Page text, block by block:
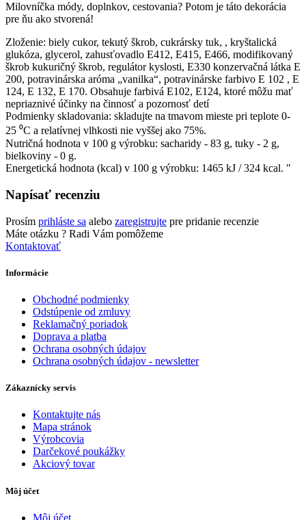
Milovníčka módy, doplnkov, cestovania? Potom je táto dekorácia
pre ňu ako stvorená!
Zloženie: biely cukor, tekutý škrob, cukrársky tuk, , kryštalická
glukóza, glycerol, zahusťovadlo E412, E415, E466, modifikovaný
škrob kukuričný škrob, regulátor kyslosti, E330 konzervačná látka E
200, potravinárska aróma „vanilka“, potravinárske farbivo Е 102 , Е
124, Е 132, Е 170. Obsahuje farbivá Е102, E124, ktoré môžu mať
nepriaznivé účinky na činnosť a pozornosť detí
Podmienky skladovania: skladujte na tmavom mieste pri teplote 0-
25 ⁰С a relatívnej vlhkosti nie vyššej ako 75%.
Nutričná hodnota v 100 g výrobku: sacharidy - 83 g, tuky - 2 g,
bielkoviny - 0 g.
Energetická hodnota (kcal) v 100 g výrobku: 1465 kJ / 324 kcal. "
Napísať recenziu
Prosím prihláste sa alebo zaregistrujte pre pridanie recenzie
Máte otázku ? Radi Vám pomôžeme
Kontaktovať
Informácie
Obchodné podmienky
Odstúpenie od zmluvy
Reklamačný poriadok
Doprava a platba
Ochrana osobných údajov
Ochrana osobných údajov - newsletter
Zákaznícky servis
Kontaktujte nás
Mapa stránok
Výrobcovia
Darčekové poukážky
Akciový tovar
Môj účet
Môj účet